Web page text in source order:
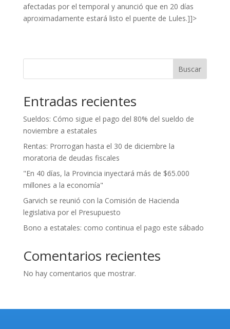
afectadas por el temporal y anunció que en 20 días
aproximadamente estará listo el puente de Lules.]]>
Buscar
Entradas recientes
Sueldos: Cómo sigue el pago del 80% del sueldo de
noviembre a estatales
Rentas: Prorrogan hasta el 30 de diciembre la
moratoria de deudas fiscales
"En 40 días, la Provincia inyectará más de $65.000
millones a la economía"
Garvich se reunió con la Comisión de Hacienda
legislativa por el Presupuesto
Bono a estatales: como continua el pago este sábado
Comentarios recientes
No hay comentarios que mostrar.